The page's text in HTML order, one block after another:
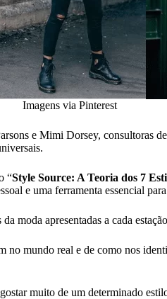
Imagens via Pinterest
e Mimi Dorsey, consultoras
“Style Source: A Teoria dos 7
e uma ferramenta essencial
moda apresentadas a cada
no mundo real e de como nos
muito de um determinado